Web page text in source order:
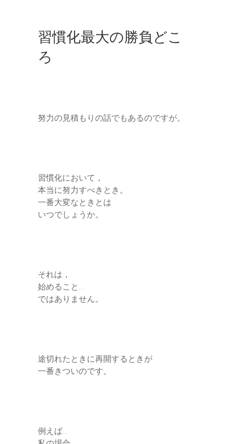
習慣化最大の勝負どこ
ろ
努力の見積もりの話でもあるのですが。
習慣化において，
本当に努力すべきとき。
一番大変なときとは
いつでしょうか。
それは，
始めること…
ではありません。
途切れたときに再開するときが
一番きついのです。
例えば…